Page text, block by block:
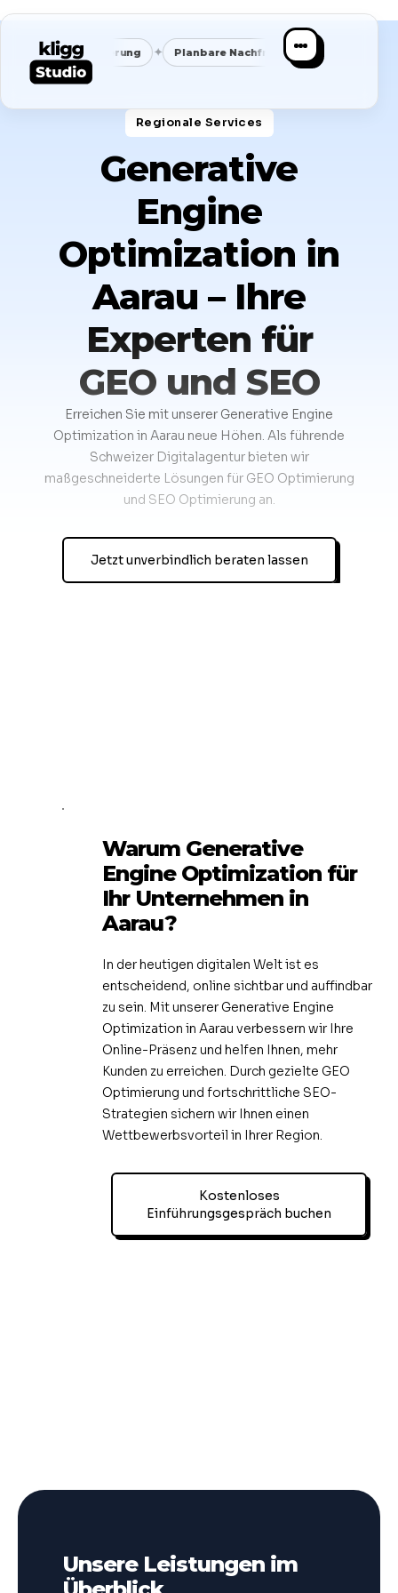
Planbare Nachfrage ✦ Ein System. Kein Chaos.
Regionale Services​
Generative
Engine
Optimization in
Aarau – Ihre
Experten für
GEO und SEO
Erreichen Sie mit unserer Generative Engine
Optimization in Aarau neue Höhen. Als führende
Schweizer Digitalagentur bieten wir
maßgeschneiderte Lösungen für GEO Optimierung
und SEO Optimierung an.
Jetzt unverbindlich beraten lassen
Warum Generative
Engine Optimization für
Ihr Unternehmen in
Aarau?
In der heutigen digitalen Welt ist es
entscheidend, online sichtbar und auffindbar
zu sein. Mit unserer Generative Engine
Optimization in Aarau verbessern wir Ihre
Online-Präsenz und helfen Ihnen, mehr
Kunden zu erreichen. Durch gezielte GEO
Optimierung und fortschrittliche SEO-
Strategien sichern wir Ihnen einen
Wettbewerbsvorteil in Ihrer Region.
Kostenloses
Einführungsgespräch buchen
Unsere Leistungen im